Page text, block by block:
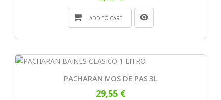
ADD TO CART
PACHARAN MOS DE PAS 3L
29,55 €